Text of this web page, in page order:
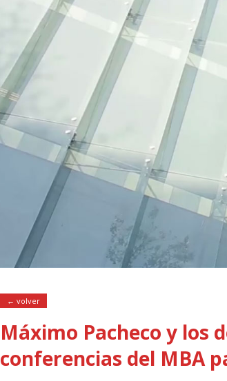
← volver
Máximo Pacheco y los
conferencias del MBA